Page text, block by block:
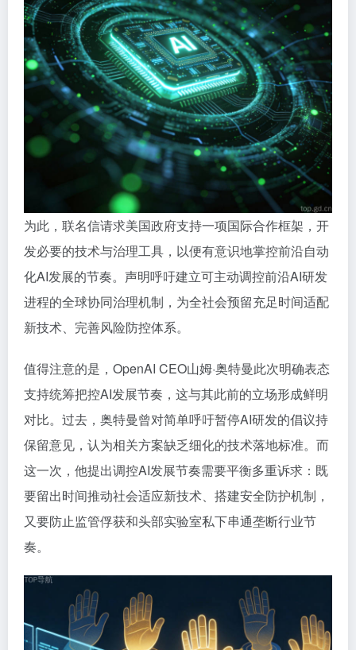
为此，联名信请求美国政府支持一项国际合作框架，开
发必要的技术与治理工具，以便有意识地掌控前沿自动
化AI发展的节奏。声明呼吁建立可主动调控前沿AI研发
进程的全球协同治理机制，为全社会预留充足时间适配
新技术、完善风险防控体系。
值得注意的是，OpenAI CEO山姆·奥特曼此次明确表态
支持统筹把控AI发展节奏，这与其此前的立场形成鲜明
对比。过去，奥特曼曾对简单呼吁暂停AI研发的倡议持
保留意见，认为相关方案缺乏细化的技术落地标准。而
这一次，他提出调控AI发展节奏需要平衡多重诉求：既
要留出时间推动社会适应新技术、搭建安全防护机制，
又要防止监管俘获和头部实验室私下串通垄断行业节
奏。